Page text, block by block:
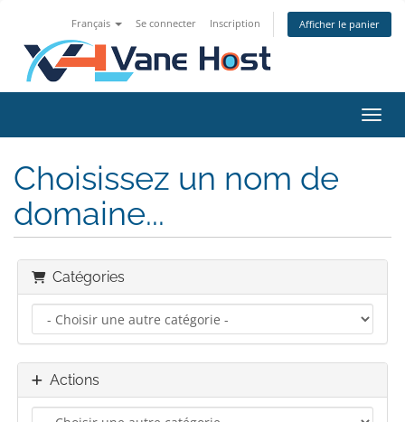
Français Se connecter Inscription Afficher le panier
Choisissez un nom de
domaine...
Catégories
Actions